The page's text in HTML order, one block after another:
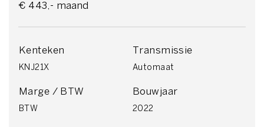
€ 443,- maand
Kenteken
KNJ21X
Transmissie
Automaat
Marge / BTW
BTW
Bouwjaar
2022